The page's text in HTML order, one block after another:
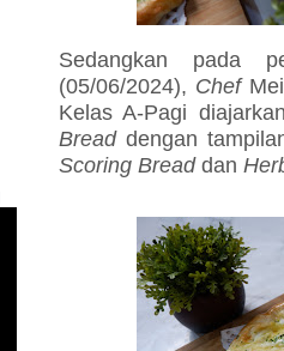
Sedangkan pada
(05/06/2024), ChefMei
Kelas A-Pagi
Breaddengan
Scoring Breaddan